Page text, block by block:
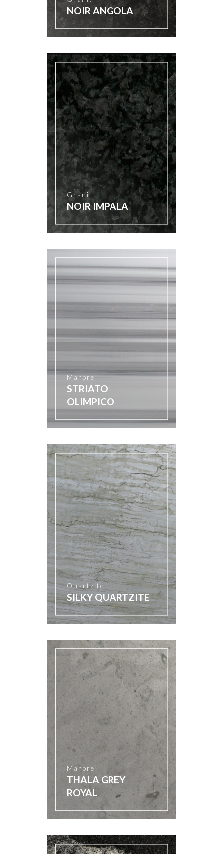
NOIR ANGOLA
Granit
NOIR IMPALA
Marbre
STRIATO
OLIMPICO
Quartzite
SILKY QUARTZITE
Marbre
THALA GREY
ROYAL